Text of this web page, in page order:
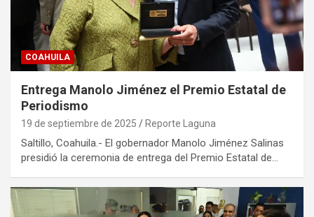
COAHUILA
Entrega Manolo Jiménez el Premio Estatal de
Periodismo
19 de septiembre de 2025 Reporte Laguna
Saltillo, Coahuila.- El gobernador Manolo Jiménez Salinas
presidió la ceremonia de entrega del Premio Estatal de…